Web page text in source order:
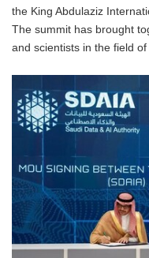
the King Abdulaziz
The summit has brought
and scientists in the field of